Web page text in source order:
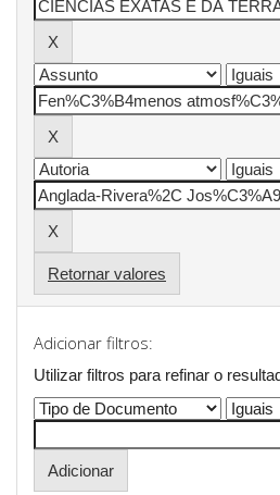
Retornar valores
Adicionar filtros:
Utilizar filtros para refinar o